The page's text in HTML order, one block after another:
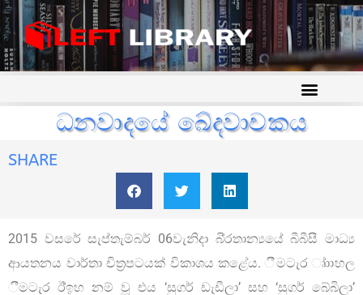
ධනවාදයේ ඛේදවාචකය
SHARE
2015 වසරේ සැප්තැම්බර් 06වැනිදා බි්‍රතාන්‍යයේ බීබීසී මාධ්‍ය
ආයතනය වාර්තා චිත්‍රපටයක් විකාශය කළේය. ීමටැර ෘ්ාාහල
ීමටැර ඊ්ඉහ නම් වූ එය ‘සුගර් ඩැඩීලා’ සහ ‘සුගර් බේබිලා’